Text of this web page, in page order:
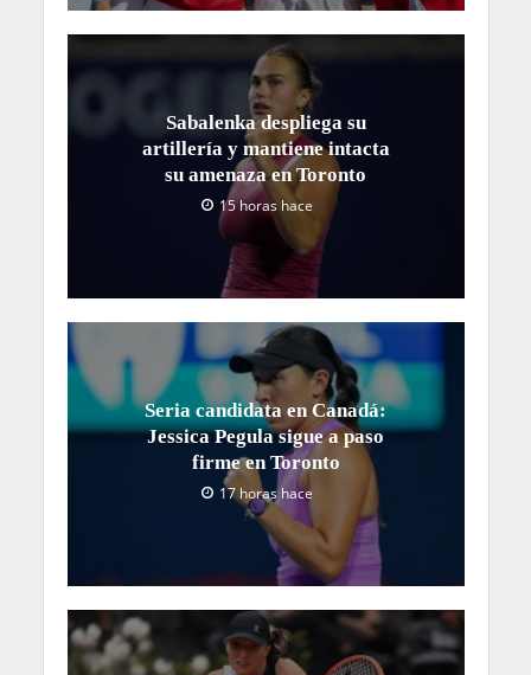
Sabalenka despliega su
artillería y mantiene intacta
su amenaza en Toronto
15 horas hace
Seria candidata en Canadá:
Jessica Pegula sigue a paso
firme en Toronto
17 horas hace